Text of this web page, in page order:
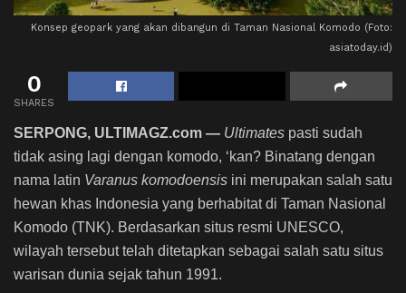
Konsep geopark yang akan dibangun di Taman Nasional Komodo (Foto:
asiatoday.id)
0
SHARES
SERPONG, ULTIMAGZ.com — Ultimates pasti sudah
tidak asing lagi dengan komodo, ‘kan? Binatang dengan
nama latin Varanus komodoensis ini merupakan salah satu
hewan khas Indonesia yang berhabitat di Taman Nasional
Komodo (TNK). Berdasarkan situs resmi UNESCO,
wilayah tersebut telah ditetapkan sebagai salah satu situs
warisan dunia sejak tahun 1991.